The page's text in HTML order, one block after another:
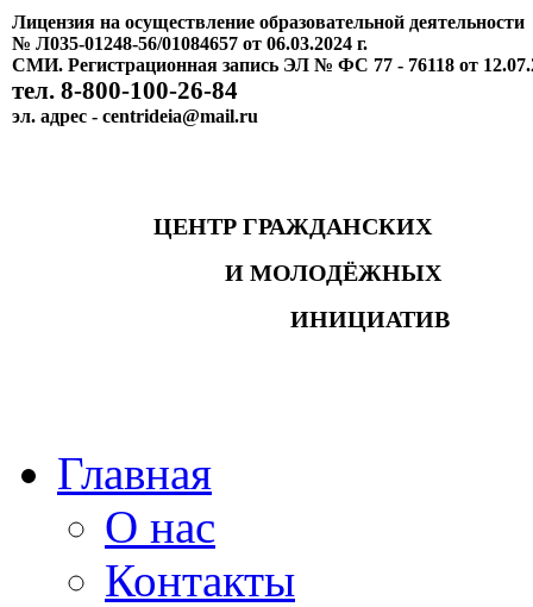
Лицензия на осуществление образовательной деятельности
№ Л035-01248-56/01084657 от 06.03.2024 г.
СМИ. Регистрационная запись ЭЛ № ФС 77 - 76118 от
тел. 8-800-100-26-84
эл. адрес - centrideia@mail.ru
ЦЕНТР ГРАЖДАНСКИХ
И МОЛОДЁЖНЫХ
ИНИЦИАТИВ
Главная
О нас
Контакты